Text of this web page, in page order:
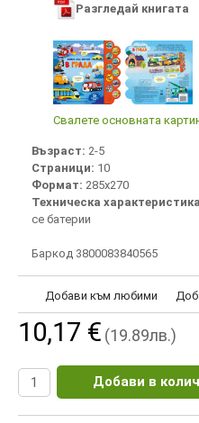
Разгледай книгата
Свалете основната
Възраст: 2-5
Страници: 10
Формат: 285х270
Техническа
се батерии
Баркод 3800083840565
Добави към любими
10,17 € (19.89лв.)
Добави в